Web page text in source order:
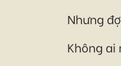
Nhưng
Không ai